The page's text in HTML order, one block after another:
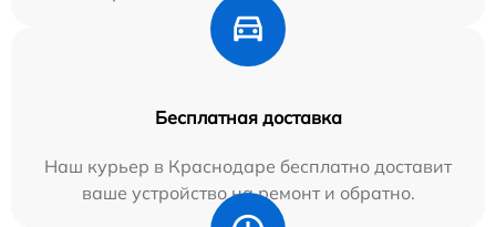
Бесплатная доставка
Наш курьер в Краснодаре бесплатно доставит
ваше устройство на ремонт и обратно.